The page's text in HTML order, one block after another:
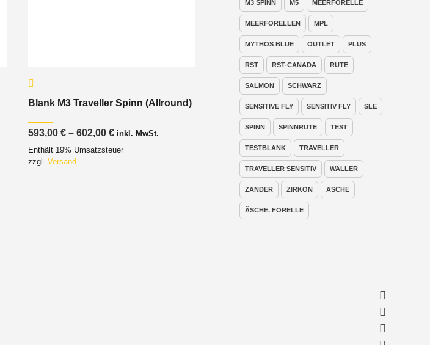
Blank M3 Traveller Spinn (Allround)
593,00 € – 602,00 €Preisspanne:
bis
inkl. MwSt.
Enthält 19% Umsatzsteuer
zzgl. Versand
M3 SPINN M5 MEERFORELLE
MEERFORELLEN MPL
MYTHOS BLUE OUTLET PLUS
RST RST-CANADA RUTE
SALMON SCHWARZ
SENSITIVE FLY SENSITIV FLY SLE
SPINN SPINNRUTE TEST
TESTBLANK TRAVELLER
TRAVELLER SENSITIV WALLER
ZANDER ZIRKON ÄSCHE
ÄSCHE. FORELLE